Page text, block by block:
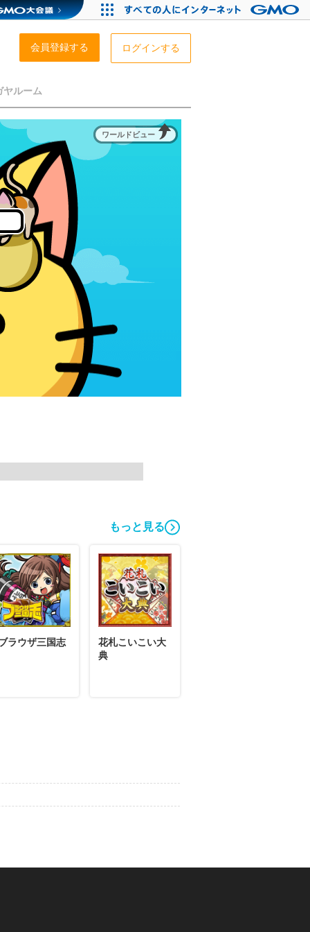
会員登録する ログインする
ヤルーム
ワールドビュー
もっと見る
ラウザ三国志
花札こいこい大
典